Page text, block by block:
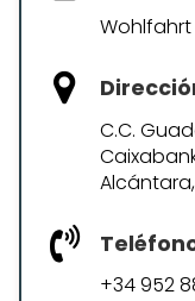
C.C.
+34 952